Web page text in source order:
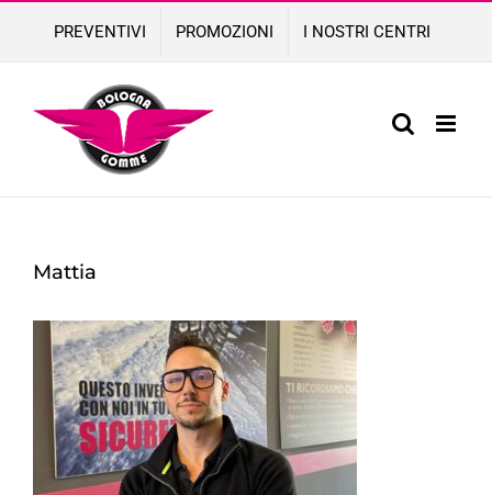
content
PREVENTIVI PROMOZIONI I NOSTRI CENTRI
Mattia